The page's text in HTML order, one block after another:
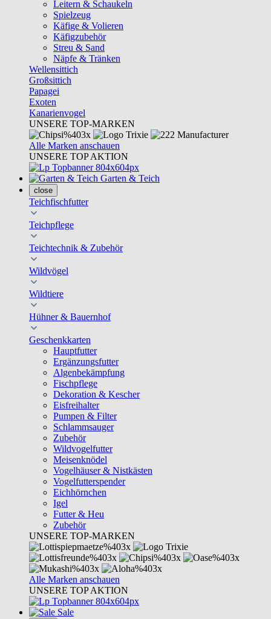
Leitern & Schaukeln
Spielzeug
Käfige & Volieren
Käfigzubehör
Streu & Sand
Näpfe & Tränken
Wellensittich
Großsittich
Papagei
Exoten
Kanarienvogel
UNSERE TOP-MARKEN
Alle Marken anschauen
UNSERE TOP AKTION
Garten & Teich
close
Teichfischfutter
Teichpflege
Teichtechnik & Zubehör
Wildvögel
Wildtiere
Hühner & Bauernhof
Geschenkkarten
Hauptfutter
Ergänzungsfutter
Algenbekämpfung
Fischpflege
Dekoration & Kescher
Eisfreihalter
Pumpen & Filter
Schlammsauger
Zubehör
Wildvogelfutter
Meisenknödel
Vogelhäuser & Nistkästen
Vogelfutterspender
Eichhörnchen
Igel
Futter & Heu
Zubehör
UNSERE TOP-MARKEN
Alle Marken anschauen
UNSERE TOP AKTION
Sale